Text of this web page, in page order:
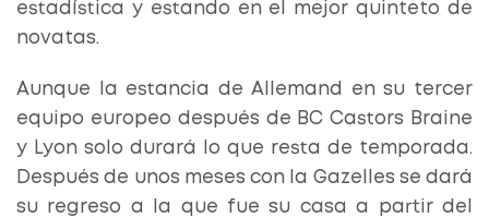
estadística y estando en el mejor quinteto de
novatas.
Aunque la estancia de Allemand en su tercer
equipo europeo después de BC Castors Braine
y Lyon solo durará lo que resta de temporada.
Después de unos meses con la Gazelles se dará
su regreso a la que fue su casa a partir del